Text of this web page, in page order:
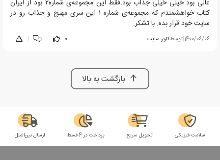
عالی بود خیلی خیلی جذاب بود.فقط این مجموعه‌ی شماره۲ بود از ایران
کتاب خواهشمندم که مجموعه‌ی شماره ۱ این سری مهیج و جذاب رو در
سایت خود قرار بده. با تشکر.
1400/06/06
|توسطکاربر سایت 0
|
|
بازگشت به بالا
سلامت فیزیکی تحویل سریع پرداخت در 4 قسط ارسال بین‌الملل